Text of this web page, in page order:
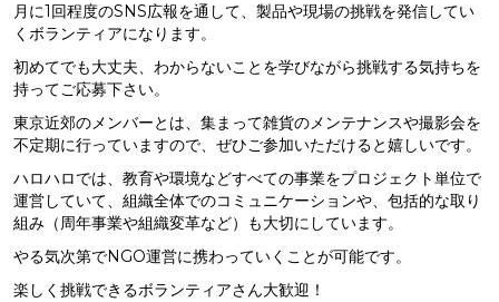
月に1回程度のSNS広報を通して、製品や現場の挑戦を発信してい
くボランティアになります。
初めてでも大丈夫、わからないことを学びながら挑戦する気持ちを
持ってご応募下さい。
東京近郊のメンバーとは、集まって雑貨のメンテナンスや撮影会を
不定期に行っていますので、ぜひご参加いただけると嬉しいです。
ハロハロでは、教育や環境などすべての事業をプロジェクト単位で
運営していて、組織全体でのコミュニケーションや、包括的な取り
組み（周年事業や組織変革など）も大切にしています。
やる気次第でNGO運営に携わっていくことが可能です。
楽しく挑戦できるボランティアさん大歓迎！